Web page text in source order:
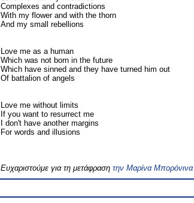
Complexes and contradictions
With my flower and with the thorn
And my small rebellions
Love me as a human
Which was not born in the future
Which have sinned and they have turned him out
Of battalion of angels
Love me without limits
If you want to resurrect me
I don't have another margins
For words and illusions
Ευχαριστούμε για τη μετάφρασητην Μαρίνα Μπορόνινα